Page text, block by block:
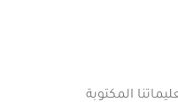
البيانات الشخصية حصرًا وفق تعليماتنا المكتوبة